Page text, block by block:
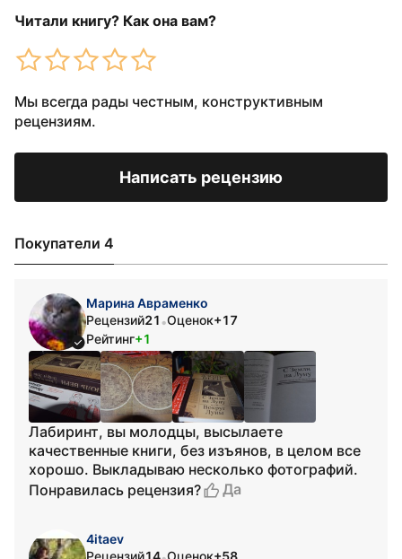
Читали книгу? Как она вам?
Мы всегда рады честным, конструктивным
рецензиям.
Написать рецензию
Покупатели 4
Марина Авраменко
Рецензий21 •Оценок+17
Рейтинг+1
Лабиринт, вы молодцы, высылаете
качественные книги, без изъянов, в целом все
хорошо. Выкладываю несколько фотографий.
Понравилась рецензия?
Да
4itaev
Рецензий14 Оценок+58